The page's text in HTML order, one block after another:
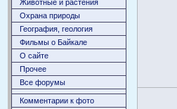
Животныe и растения
Охрана природы
География, геология
Фильмы о Байкале
О сайте
Прочее
Все форумы
Комментарии к фото